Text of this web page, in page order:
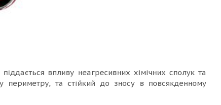
впливу неагресивних хімічних сполук та
периметру, та стійкий до зносу в повсякденному